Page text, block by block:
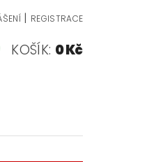
| REGISTRACE
KOŠÍK: 0 Kč